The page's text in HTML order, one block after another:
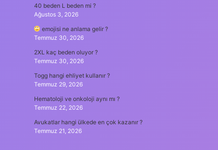
40 beden L beden mi ?
Ağustos 3, 2026
emojisi ne anlama gelir ?
Temmuz 30, 2026
2XL kaç beden oluyor ?
Temmuz 30, 2026
Togg hangi ehliyet kullanır ?
Temmuz 29, 2026
Hematoloji ve onkoloji aynı mı ?
Temmuz 22, 2026
Avukatlar hangi ülkede en çok kazanır ?
Temmuz 21, 2026